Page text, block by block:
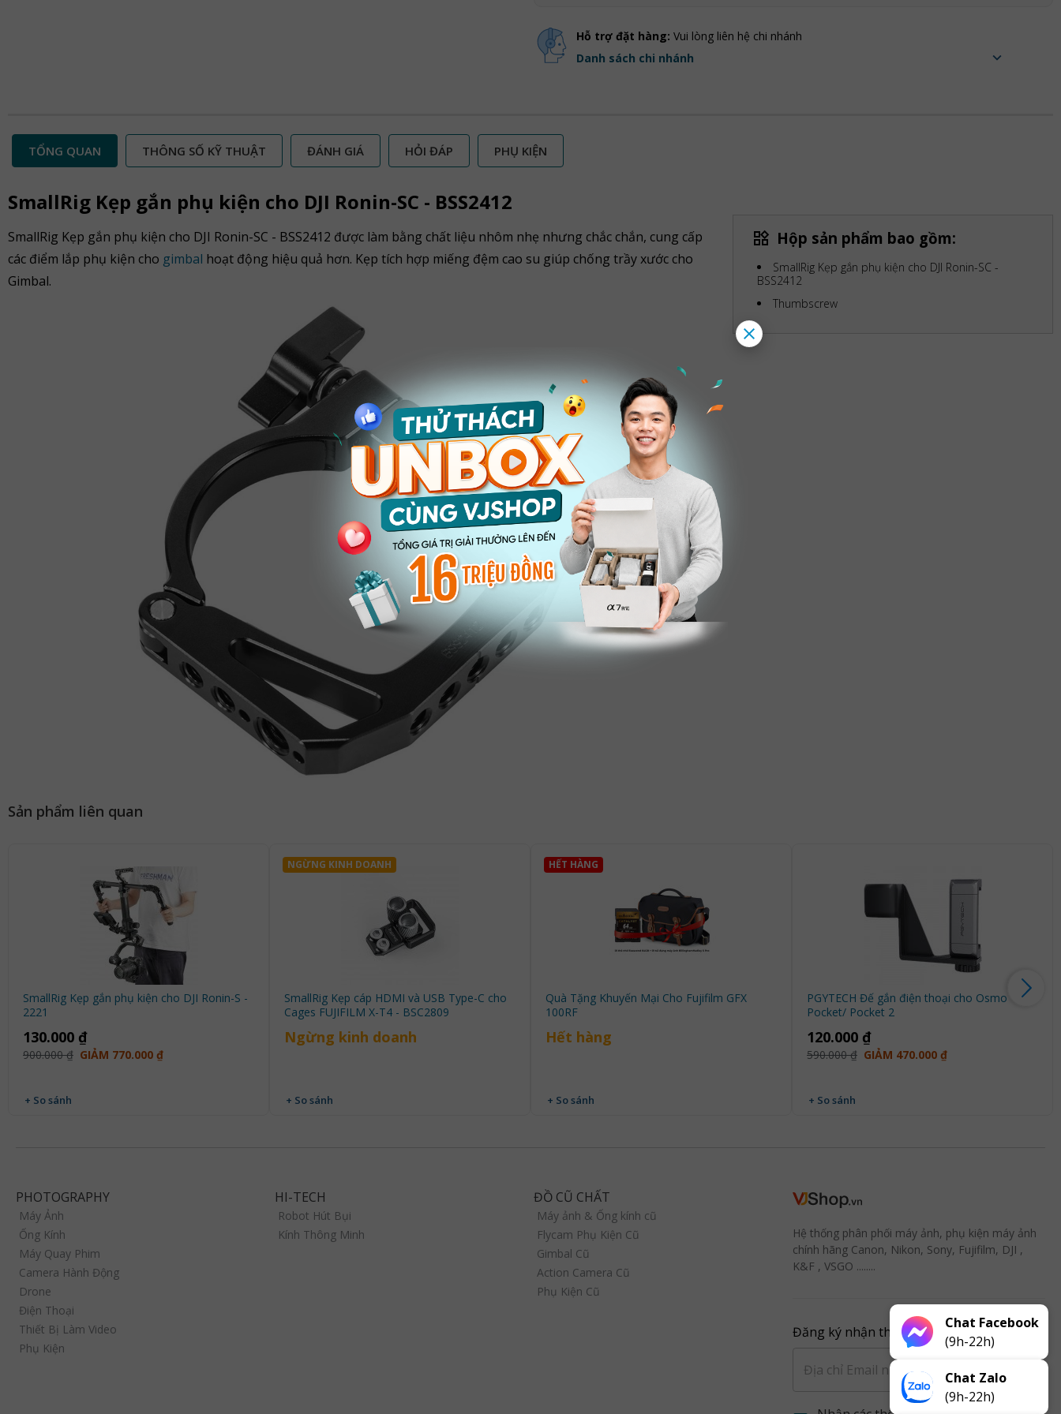
Hỗ trợ đặt hàng: Vui lòng liên hệ chi nhánh
Danh sách chi nhánh
TỔNG QUAN THÔNG SỐ KỸ THUẬT ĐÁNH GIÁ HỎI ĐÁP PHỤ KIỆN
SmallRig Kẹp gắn phụ kiện cho DJI Ronin-SC - BSS2412
SmallRig Kẹp gắn phụ kiện cho DJI Ronin-SC - BSS2412 được làm bằng chất liệu nhôm nhẹ nhưng chắc chắn, cung cấp
các điểm lắp phụ kiện cho gimbal hoạt động hiệu quả hơn. Kẹp tích hợp miếng đệm cao su giúp chống trầy xước cho
Gimbal.
Hộp sản phẩm bao gồm:
SmallRig Kẹp gắn phụ kiện cho DJI Ronin-SC -
BSS2412
Thumbscrew
Sản phẩm liên quan
SmallRig Kẹp gắn phụ kiện cho DJI Ronin-S -
2221
130.000 ₫
900.000 ₫ GIẢM 770.000 ₫
+ So sánh
SmallRig Kẹp cáp HDMI và USB Type-C cho
Cages FUJIFILM X-T4 - BSC2809
Ngừng kinh doanh
+ So sánh
NGỪNG KINH DOANH
Quà Tặng Khuyến Mại Cho Fujifilm GFX
100RF
Hết hàng
+ So sánh
HẾT HÀNG
PGYTECH Đế gắn điện thoại cho Osmo
Pocket/ Pocket 2
120.000 ₫
590.000 ₫ GIẢM 470.000 ₫
+ So sánh
PHOTOGRAPHY
Máy Ảnh
Ống Kính
Máy Quay Phim
Camera Hành Động
Drone
Điện Thoại
Thiết Bị Làm Video
Phụ Kiện
HI-TECH
Robot Hút Bụi
Kính Thông Minh
ĐỒ CŨ CHẤT
Máy ảnh & Ống kính cũ
Flycam Phụ Kiện Cũ
Gimbal Cũ
Action Camera Cũ
Phụ Kiện Cũ
Hệ thống phân phối máy ảnh, phụ kiện máy ảnh
chính hãng Canon, Nikon, Sony, Fujifilm, DJI ,
K&F , VSGO ........
Đăng ký nhận thông báo từ VJ
Đăng ký
Chat Facebook
(9h-22h)
Chat Zalo
(9h-22h)